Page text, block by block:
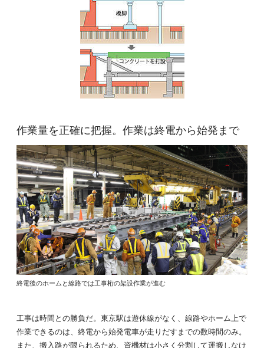
作業量を正確に把握。作業は終電から始発まで
終電後のホームと線路では工事桁の架設作業が進む
工事は時間との勝負だ。東京駅は遊休線がなく、線路やホーム上で
作業できるのは、終電から始発電車が走りだすまでの数時間のみ。
また、搬入路が限られるため、資機材は小さく分割して運搬しなけ